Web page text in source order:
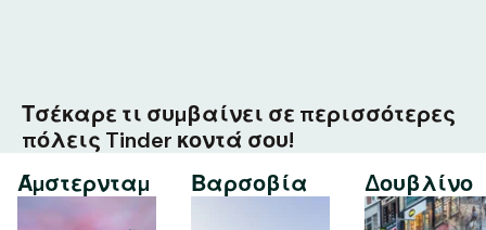
Τσέκαρε τι συμβαίνει σε περισσότερες
πόλεις Tinder κοντά σου!
Άμστερνταμ
Βαρσοβία Δουβλίνο